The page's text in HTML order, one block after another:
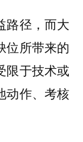
路径，而大
位所带来的
限于技术或
动作、考核